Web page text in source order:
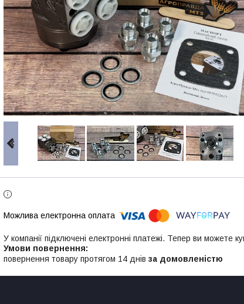
У компанії підключені електронні платежі. Тепер ви можете
повернення товару протягом 14 днів за домовленістю